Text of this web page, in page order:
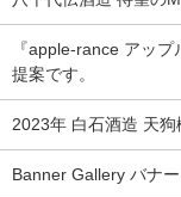
『apple-rance アッ
提案です。
2023年 白石酒造 天狗
Banner Gallery バナ